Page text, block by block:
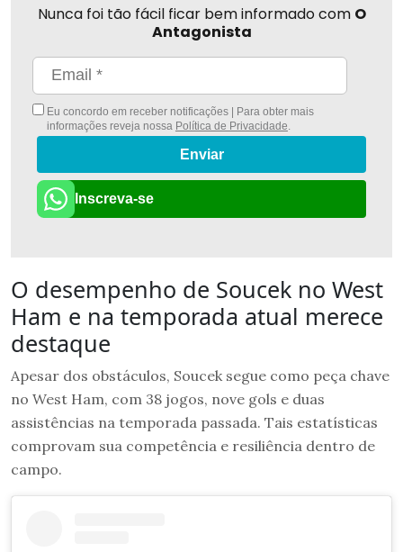
Nunca foi tão fácil ficar bem informado com O
Antagonista
Eu concordo em receber notificações | Para obter mais
informações reveja nossa Política de Privacidade
Enviar
Inscreva-se
O desempenho de Soucek no West
Ham e na temporada atual merece
destaque
Apesar dos obstáculos, Soucek segue como peça chave
no West Ham, com 38 jogos, nove gols e duas
assistências na temporada passada. Tais estatísticas
comprovam sua competência e resiliência dentro de
campo.